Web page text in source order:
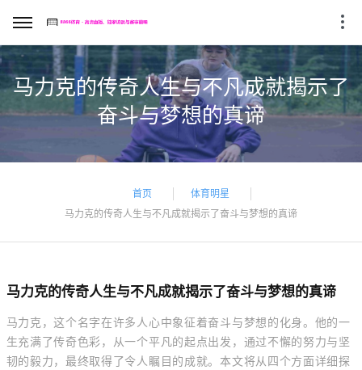
马力克的传奇人生与不凡成就揭示了
奋斗与梦想的真谛
首页
体育明星
马力克的传奇人生与不凡成就揭示了奋斗与梦想的真谛
马力克的传奇人生与不凡成就揭示了奋斗与梦想的真谛
马力克，这个名字在许多人心中象征着奋斗与梦想的化身。他的一
生充满了传奇色彩，从一个平凡的起点出发，通过不懈的努力与坚
韧的毅力，最终取得了令人瞩目的成就。本文将从四个方面详细探